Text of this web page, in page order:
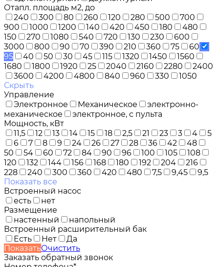
Отапл. площадь м2, до
240
300 80 260 120 280 500
700
900
1000 1200 140 420 450 180
480
150
270 1080 540 720 130 230
600
3000
800 90 70 390 210 360 75
60
95
40 50 30 45 115 1320 1450
1560
1680
1800 1920 25 2040 2160 2280
2400
3600
4200 4800 840 960 330
1050
Скрыть
Управление
Электронное
Механическое
электронно-
механическое
электронное, с пульта
Мощность, кВт
11,5
12 13 14 15 18 2,5 21 23 3 4
5
6
7 8 9 24 26 27 28 36 42
48
50
54 60 72 84 90 96 100 105
108
120
132 144 156 168 180 192 204
216
228
240 300 360 420 480 7,5 9,45
9,5
Показать все
Встроенный насос
есть
нет
Размещение
настенный
напольный
Встроенный расширительный бак
Есть
Нет
Да
ПоказатьОчистить
Заказать обратный звонок